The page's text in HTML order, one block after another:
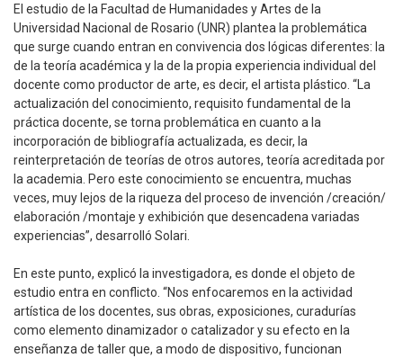
El estudio de la Facultad de Humanidades y Artes de la
Universidad Nacional de Rosario (UNR) plantea la problemática
que surge cuando entran en convivencia dos lógicas diferentes: la
de la teoría académica y la de la propia experiencia individual del
docente como productor de arte, es decir, el artista plástico. “La
actualización del conocimiento, requisito fundamental de la
práctica docente, se torna problemática en cuanto a la
incorporación de bibliografía actualizada, es decir, la
reinterpretación de teorías de otros autores, teoría acreditada por
la academia. Pero este conocimiento se encuentra, muchas
veces, muy lejos de la riqueza del proceso de invención /creación/
elaboración /montaje y exhibición que desencadena variadas
experiencias”, desarrolló Solari.
En este punto, explicó la investigadora, es donde el objeto de
estudio entra en conflicto. “Nos enfocaremos en la actividad
artística de los docentes, sus obras, exposiciones, curadurías
como elemento dinamizador o catalizador y su efecto en la
enseñanza de taller que, a modo de dispositivo, funcionan